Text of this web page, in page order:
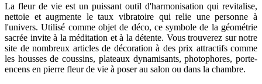
La fleur de vie est un puissant outil d'harmonisation qui revitalise,
nettoie et augmente le taux vibratoire qui relie une personne à
l'univers. Utilisé comme objet de déco, ce symbole de la géométrie
sacrée invite à la méditation et à la détente. Vous trouverez sur notre
site de nombreux articles de décoration à des prix attractifs comme
les housses de coussins, plateaux dynamisants, photophores, porte-
encens en pierre fleur de vie à poser au salon ou dans la chambre.